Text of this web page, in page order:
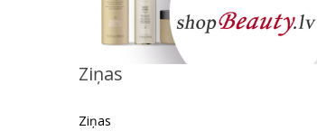
Ziņas
Ziņas